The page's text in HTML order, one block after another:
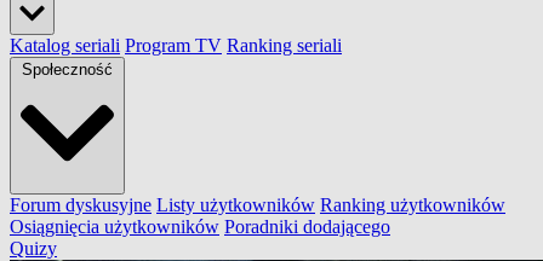
Katalog seriali Program TV Ranking seriali
Społeczność
Forum dyskusyjne Listy użytkowników Ranking użytkowników
Osiągnięcia użytkowników Poradniki dodającego
Quizy